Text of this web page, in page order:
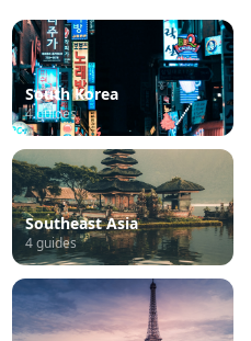
South Korea
4guides
Southeast Asia
4guides